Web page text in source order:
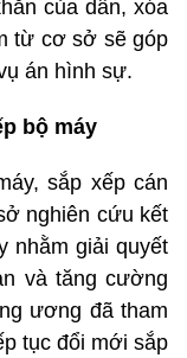
của dân, xóa
từ cơ sở sẽ góp
án hình sự.
bộ máy
sắp xếp cán
nghiên cứu kết
nhằm giải quyết
và tăng cường
ương đã tham
tục đổi mới sắp